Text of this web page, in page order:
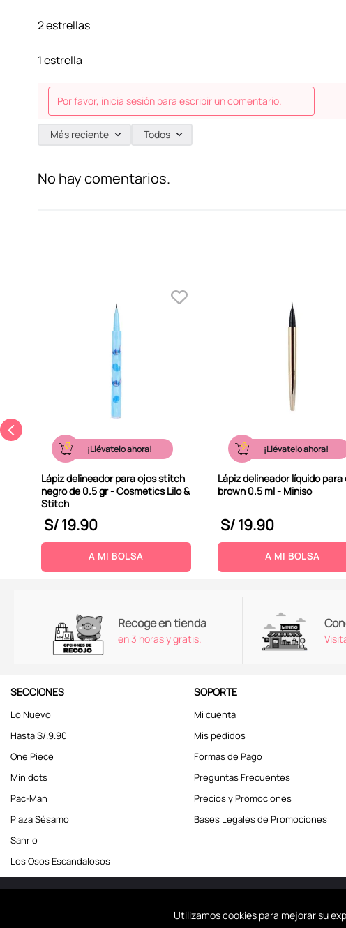
Utilizamos cookies para mejorar su
2 estrellas
1 estrella
Por favor, inicia sesión para escribir un comentario.
Más reciente Todos
No hay comentarios.
¡Llévatelo ahora!
Lápiz delineador para ojos stitch
negro de 0.5 gr - Cosmetics Lilo &
Stitch
S/19.90
A MI BOLSA
¡Llévatelo ahora!
Lápiz delineador líquido para
brown 0.5 ml - Miniso
S/19.90
A MI BOLSA
Recoge en tienda
en 3 horas y gratis.
SECCIONES
Lo Nuevo
Hasta S/.9.90
One Piece
Minidots
Pac-Man
Plaza Sésamo
Sanrio
Los Osos Escandalosos
SOPORTE
Mi cuenta
Mis pedidos
Formas de Pago
Preguntas Frecuentes
Precios y Promociones
Bases Legales de Promociones
Miniso Perú. Todos los
Usamos cookies